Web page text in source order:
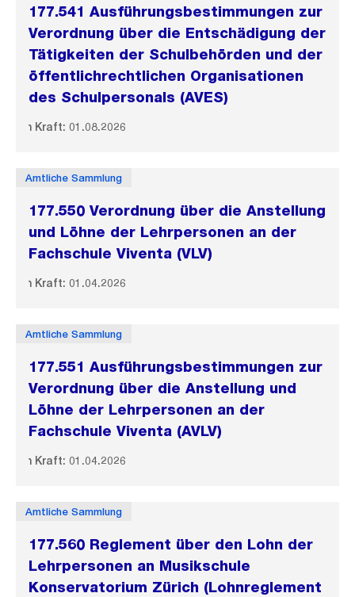
177.541 Ausführungsbestimmungen zur
Verordnung über die Entschädigung der
Tätigkeiten der Schulbehörden und der
öffentlichrechtlichen Organisationen
des Schulpersonals (AVES)
In Kraft: 01.08.2026
Amtliche Sammlung
177.550 Verordnung über die Anstellung
und Löhne der Lehrpersonen an der
Fachschule Viventa (VLV)
In Kraft: 01.04.2026
Amtliche Sammlung
177.551 Ausführungsbestimmungen zur
Verordnung über die Anstellung und
Löhne der Lehrpersonen an der
Fachschule Viventa (AVLV)
In Kraft: 01.04.2026
Amtliche Sammlung
177.560 Reglement über den Lohn der
Lehrpersonen an Musikschule
Konservatorium Zürich (Lohnreglement